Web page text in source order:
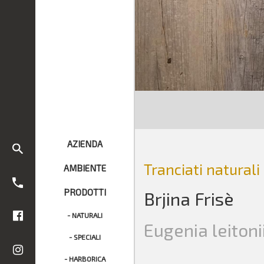
AZIENDA
AMBIENTE
PRODOTTI
- NATURALI
- SPECIALI
- HARBORICA
Tranciati naturali
Brjina Frisè
Eugenia